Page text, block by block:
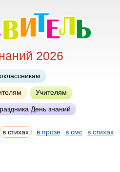
2026
Учителям
День знаний
в стихах в прозе в смс в стихах